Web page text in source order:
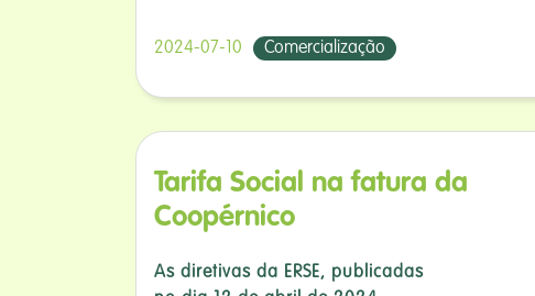
2024-07-10 Comercialização
Tarifa Social na fatura da
Coopérnico
As diretivas da ERSE, publicadas